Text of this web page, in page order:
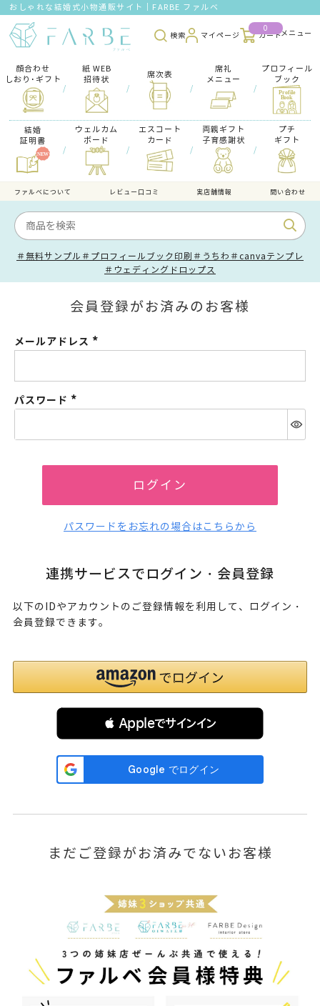
おしゃれな結婚式小物通販サイト｜FARBE ファルベ
検索 マイページ
0
カート
顔合わせ
しおり･ギフト
/
紙 WEB
招待状
/
席次表
/
席礼
メニュー
/
プロフィール
ブック
結婚
証明書
/
ウェルカム
ボード
/
エスコート
カード
/
両親ギフト
子育感謝状
/
プチ
ギフト
ファルべについて レビュー口コミ 実店舗情報 問い合わせ
＃無料サンプル ＃プロフィールブック印刷 ＃うちわ ＃canvaテンプレ
＃ウェディングドロップス
会員登録がお済みのお客様
メールアドレス
パスワード
ログイン
パスワードをお忘れの場合はこちらから
連携サービスでログイン・会員登録
以下のIDやアカウントのご登録情報を利用して、ログイン・
会員登録できます。
 Appleでサインイン
まだご登録がお済みでないお客様